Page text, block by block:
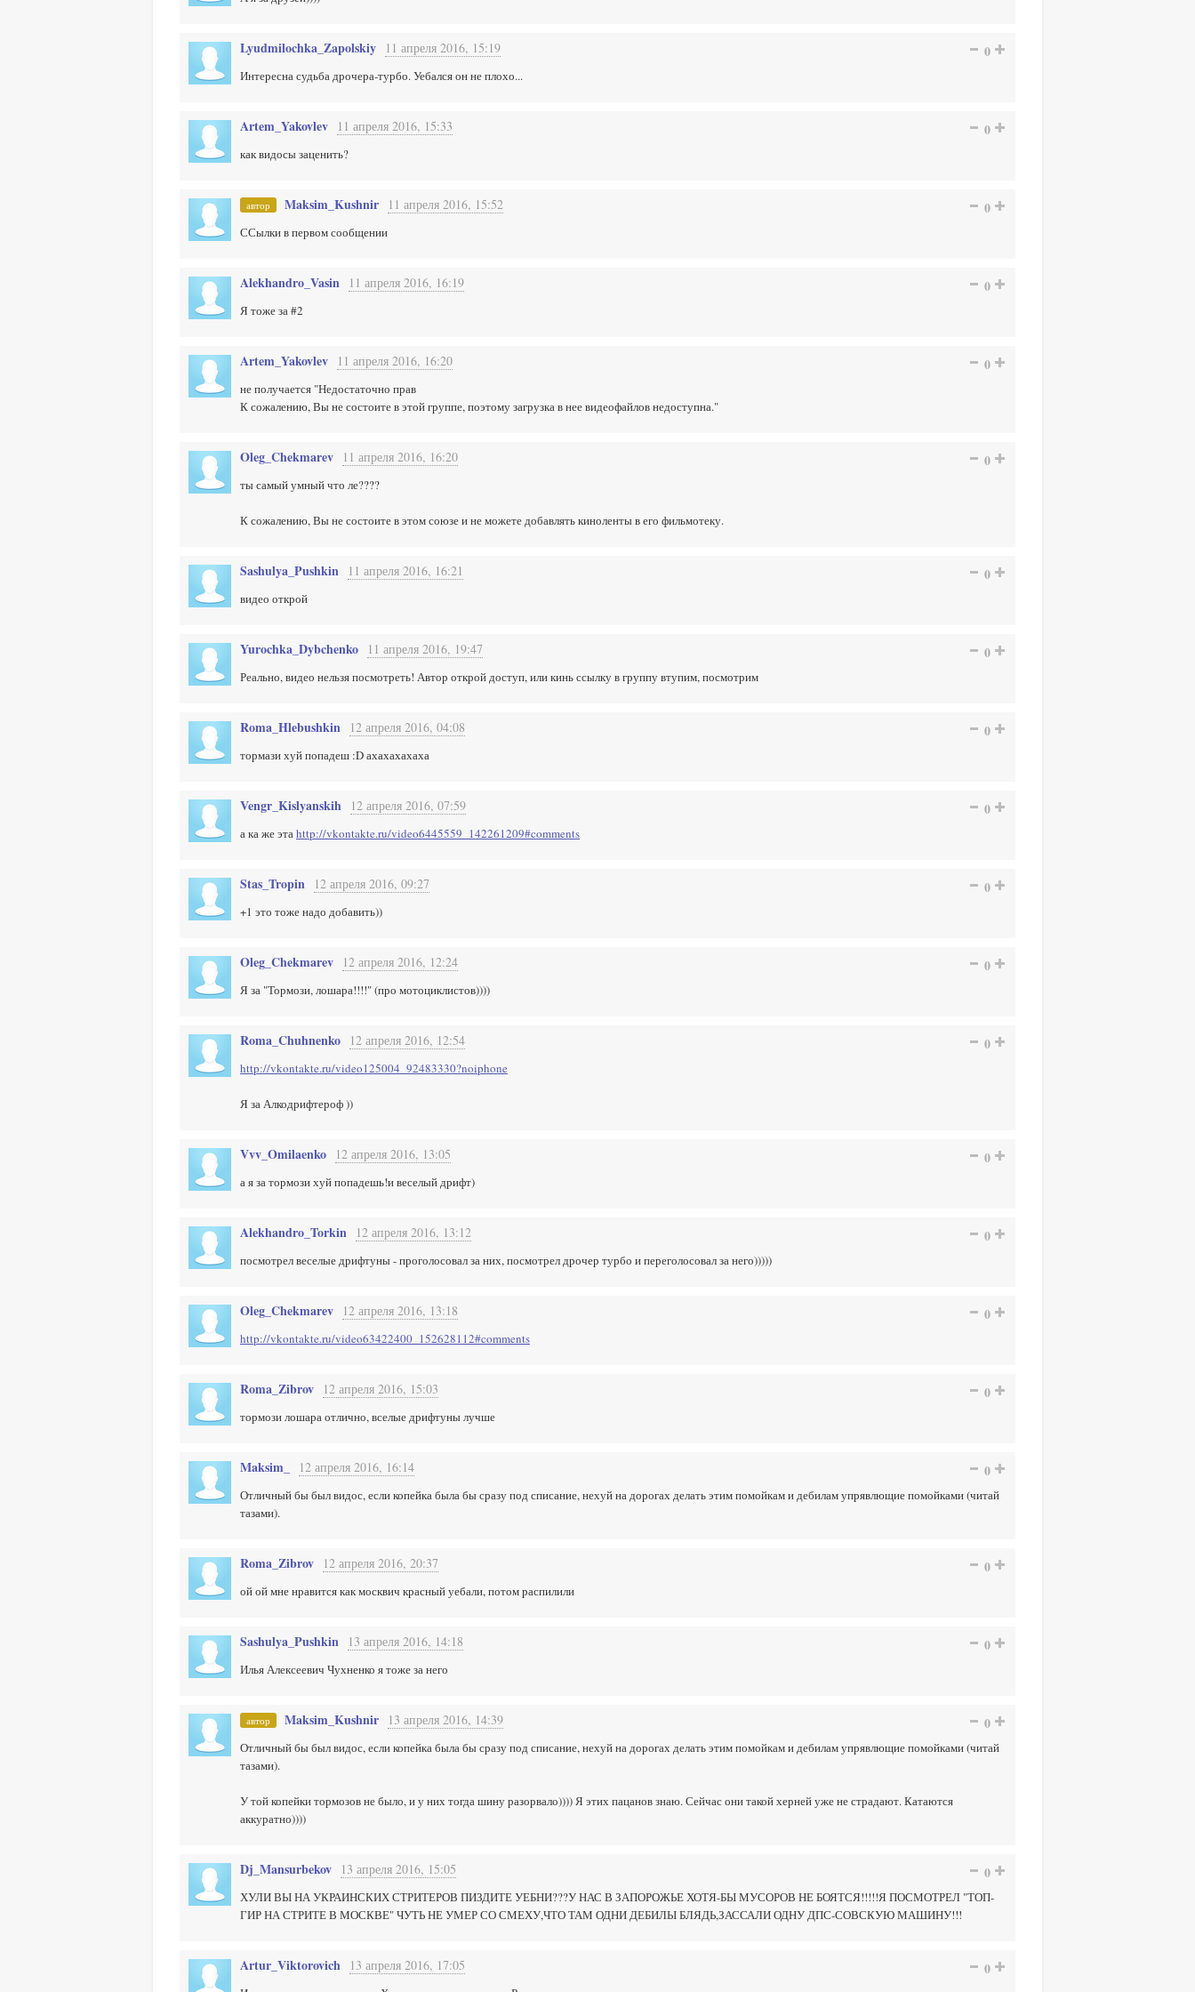
Lyudmilochka_Zapolskiy 11 апреля 2016, 15:19 0
Интересна судьба дрочера-турбо. Уебался он не плохо...
Artem_Yakovlev 11 апреля 2016, 15:33 0
как видосы заценить?
автор Maksim_Kushnir 11 апреля 2016, 15:52 0
ССылки в первом сообщении
Alekhandro_Vasin 11 апреля 2016, 16:19 0
Я тоже за #2
Artem_Yakovlev 11 апреля 2016, 16:20 0
не получается "Недостаточно прав
К сожалению, Вы не состоите в этой группе, поэтому загрузка в нее видеофайлов недоступна."
Oleg_Chekmarev 11 апреля 2016, 16:20 0
ты самый умный что ле????
К сожалению, Вы не состоите в этом союзе и не можете добавлять киноленты в его фильмотеку.
Sashulya_Pushkin 11 апреля 2016, 16:21 0
видео открой
Yurochka_Dybchenko 11 апреля 2016, 19:47 0
Реально, видео нельзя посмотреть! Автор открой доступ, или кинь ссылку в группу втупим, посмотрим
Roma_Hlebushkin 12 апреля 2016, 04:08 0
тормази хуй попадеш :D ахахахахаха
Vengr_Kislyanskih 12 апреля 2016, 07:59 0
а ка же этаhttp://vkontakte.ru/video6445559_142261209#comments
Stas_Tropin 12 апреля 2016, 09:27 0
+1 это тоже надо добавить))
Oleg_Chekmarev 12 апреля 2016, 12:24 0
Я за "Тормози, лошара!!!!" (про мотоциклистов))))
Roma_Chuhnenko 12 апреля 2016, 12:54 0
http://vkontakte.ru/video125004_92483330?noiphone
Я за Алкодрифтероф ))
Vvv_Omilaenko 12 апреля 2016, 13:05 0
а я за тормози хуй попадешь!и веселый дрифт)
Alekhandro_Torkin 12 апреля 2016, 13:12 0
посмотрел веселые дрифтуны - проголосовал за них, посмотрел дрочер турбо и переголосовал за него)))))
Oleg_Chekmarev 12 апреля 2016, 13:18 0
http://vkontakte.ru/video63422400_152628112#comments
Roma_Zibrov 12 апреля 2016, 15:03 0
тормози лошара отлично, вселые дрифтуны лучше
Maksim_ 12 апреля 2016, 16:14 0
Отличный бы был видос, если копейка была бы сразу под списание, нехуй на дорогах делать этим помойкам и дебилам упрявлющие помойками (читай
тазами).
Roma_Zibrov 12 апреля 2016, 20:37 0
ой ой мне нравится как москвич красный уебали, потом распилили
Sashulya_Pushkin 13 апреля 2016, 14:18 0
Илья Алексеевич Чухненко я тоже за него
автор Maksim_Kushnir 13 апреля 2016, 14:39 0
Отличный бы был видос, если копейка была бы сразу под списание, нехуй на дорогах делать этим помойкам и дебилам упрявлющие помойками (читай
тазами).
У той копейки тормозов не было, и у них тогда шину разорвало)))) Я этих пацанов знаю. Сейчас они такой херней уже не страдают. Катаются
аккуратно))))
Dj_Mansurbekov 13 апреля 2016, 15:05 0
ХУЛИ ВЫ НА УКРАИНСКИХ СТРИТЕРОВ ПИЗДИТЕ УЕБНИ???У НАС В ЗАПОРОЖЬЕ ХОТЯ-БЫ МУСОРОВ НЕ БОЯТСЯ!!!!!Я ПОСМОТРЕЛ "ТОП-
ГИР НА СТРИТЕ В МОСКВЕ" ЧУТЬ НЕ УМЕР СО СМЕХУ,ЧТО ТАМ ОДНИ ДЕБИЛЫ БЛЯДЬ,ЗАССАЛИ ОДНУ ДПС-СОВСКУЮ МАШИНУ!!!
Artur_Viktorovich 13 апреля 2016, 17:05 0